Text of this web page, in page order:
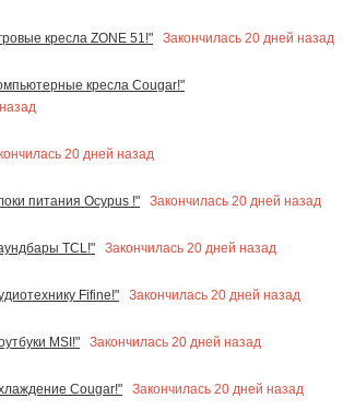
кресла ZONE 51!"
Закончилась 20 дней назад
кресла Cougar!"
20 дней назад
питания Ocypus !"
Закончилась 20 дней назад
TCL!"
Закончилась 20 дней назад
Fifine!"
Закончилась 20 дней назад
MSI!"
Закончилась 20 дней назад
Cougar!"
Закончилась 20 дней назад